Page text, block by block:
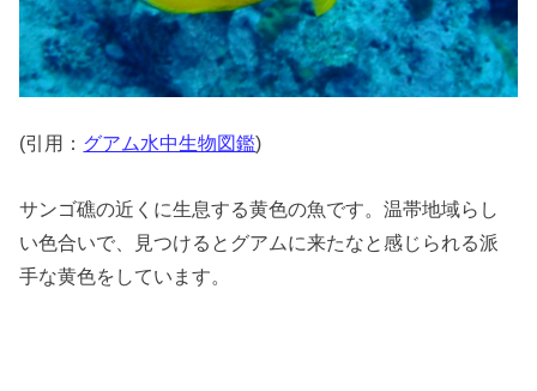
(引用： グアム水中生物図鑑)
サンゴ礁の近くに生息する黄色の魚です。温帯地域らし
い色合いで、見つけるとグアムに来たなと感じられる派
手な黄色をしています。